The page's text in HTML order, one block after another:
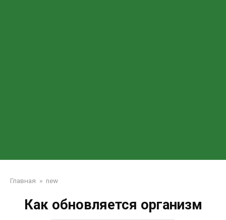
Главная » new
Как обновляется организм